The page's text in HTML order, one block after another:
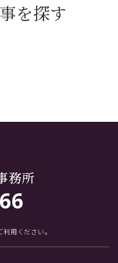
を探す
用ください。